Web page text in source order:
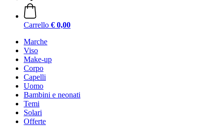
Carrello € 0,00
Marche
Viso
Make-up
Corpo
Capelli
Uomo
Bambini e neonati
Temi
Solari
Offerte